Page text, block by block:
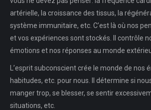
artérielle, la croissance des tissus, la
système immunitaire, etc. C’est là où nos
et vos expériences sont stockés. Il contrôle
émotions et nos réponses au monde
L’esprit subconscient crée le monde de nos
habitudes, etc. pour nous. Il détermine si
manger trop, se blesser, se sentir
situations, etc.